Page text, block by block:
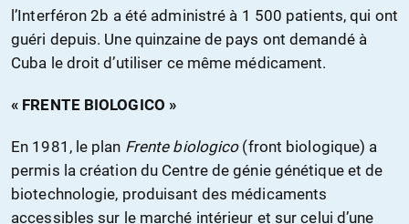
l’Interféron 2b a été administré à 1 500 patients, qui ont
guéri depuis. Une quinzaine de pays ont demandé à
Cuba le droit d’utiliser ce même médicament.
« FRENTE BIOLOGICO »
En 1981, le plan Frente biologico(front biologique) a
permis la création du Centre de génie génétique et de
biotechnologie, produisant des médicaments
accessibles sur le marché intérieur et sur celui d’une